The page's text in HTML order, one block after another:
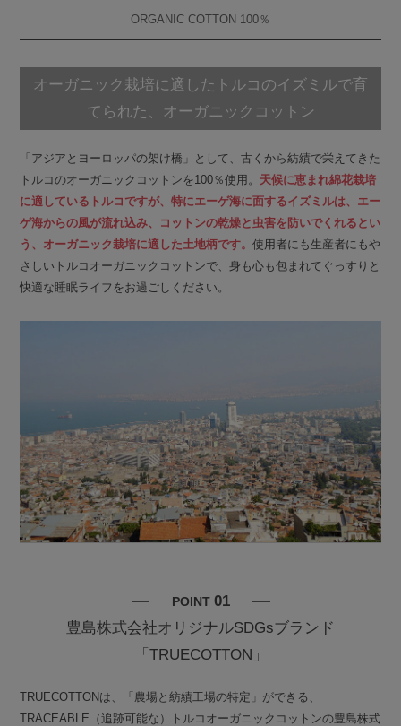
ORGANIC COTTON 100％
オーガニック栽培に適したトルコのイズミルで育
てられた、オーガニックコットン
「アジアとヨーロッパの架け橋」として、古くから紡績で栄えてきた
トルコのオーガニックコットンを100％使用。 天候に恵まれ綿花栽培
に適しているトルコですが、特にエーゲ海に面するイズミルは、エー
ゲ海からの風が流れ込み、コットンの乾燥と虫害を防いでくれるとい
う、オーガニック栽培に適した土地柄です。使用者にも生産者にもや
さしいトルコオーガニックコットンで、身も心も包まれてぐっすりと
快適な睡眠ライフをお過ごしください。
POINT 01
豊島株式会社オリジナルSDGsブランド
「TRUECOTTON」
TRUECOTTONは、「農場と紡績工場の特定」ができる、
TRACEABLE（追跡可能な）トルコオーガニックコットンの豊島株式